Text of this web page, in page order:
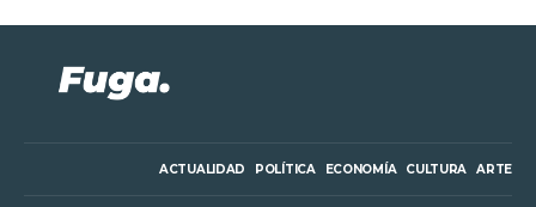
ACTUALIDAD POLÍTICA ECONOMÍA CULTURA ARTE